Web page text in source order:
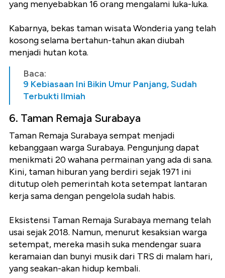
yang menyebabkan 16 orang mengalami luka-luka.
Kabarnya, bekas taman wisata Wonderia yang telah
kosong selama bertahun-tahun akan diubah
menjadi hutan kota.
Baca:
9 Kebiasaan Ini Bikin Umur Panjang, Sudah
Terbukti Ilmiah
6. Taman Remaja Surabaya
Taman Remaja Surabaya sempat menjadi
kebanggaan warga Surabaya. Pengunjung dapat
menikmati 20 wahana permainan yang ada di sana.
Kini, taman hiburan yang berdiri sejak 1971 ini
ditutup oleh pemerintah kota setempat lantaran
kerja sama dengan pengelola sudah habis.
Eksistensi Taman Remaja Surabaya memang telah
usai sejak 2018. Namun, menurut kesaksian warga
setempat, mereka masih suka mendengar suara
keramaian dan bunyi musik dari TRS di malam hari,
yang seakan-akan hidup kembali.